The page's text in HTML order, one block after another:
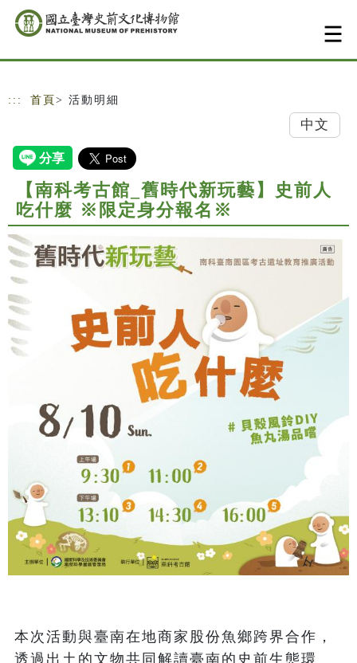
跳到主要內容
網站導覽
::: 首頁 > 活動明細
中文
【南科考古館_舊時代新玩藝】史前人
吃什麼 ※限定身分報名※
本次活動與臺南在地商家股份魚鄉跨界合作，
透過出土的文物共同解讀臺南的史前生態環